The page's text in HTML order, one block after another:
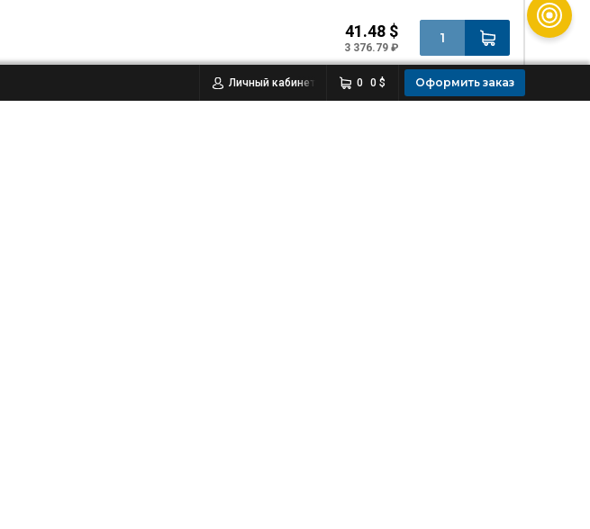
41.48 $
3 376.79 ₽
Оформить заказ
0 0 $
Личный кабинет